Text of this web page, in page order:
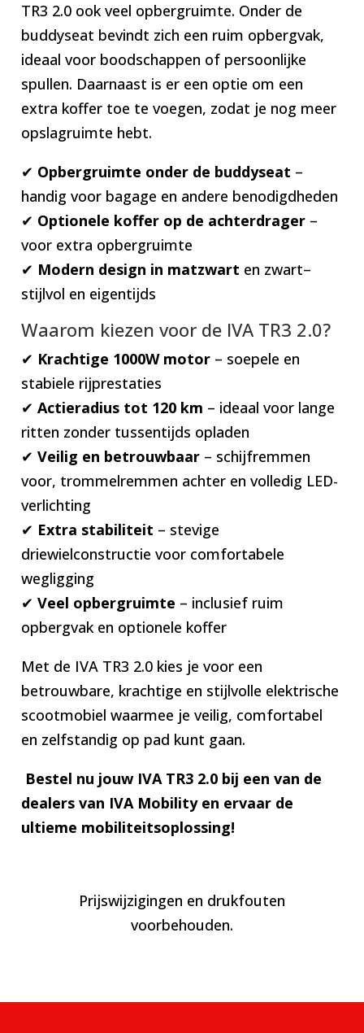
TR3 2.0 ook veel opbergruimte. Onder de
buddyseat bevindt zich een ruim opbergvak,
ideaal voor boodschappen of persoonlijke
spullen. Daarnaast is er een optie om een
extra koffer toe te voegen, zodat je nog meer
opslagruimte hebt.
✔ Opbergruimte onder de buddyseat –
handig voor bagage en andere benodigdheden
✔ Optionele koffer op de achterdrager –
voor extra opbergruimte
✔ Modern design in matzwart en zwart–
stijlvol en eigentijds
Waarom kiezen voor de IVA TR3 2.0?
✔ Krachtige 1000W motor – soepele en
stabiele rijprestaties
✔Actieradius tot 120 km – ideaal voor lange
ritten zonder tussentijds opladen
✔Veilig en betrouwbaar – schijfremmen
voor, trommelremmen achter en volledig LED-
verlichting
✔ Extra stabiliteit – stevige
driewielconstructie voor comfortabele
wegligging
✔Veel opbergruimte – inclusief ruim
opbergvak en optionele koffer
Met de IVA TR3 2.0 kies je voor een
betrouwbare, krachtige en stijlvolle elektrische
scootmobiel waarmee je veilig, comfortabel
en zelfstandig op pad kunt gaan.
Bestel nu jouw IVA TR3 2.0 bij een van de
dealers van IVA Mobility en ervaar de
ultieme mobiliteitsoplossing!
Prijswijzigingen en drukfouten
voorbehouden.